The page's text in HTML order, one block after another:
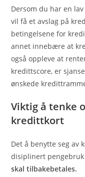
Dersom du har en
vil få et avslag på
betingelsene for
annet innebære at
også oppleve at
kredittscore, er
ønskede
Viktig å tenke
kredittkort
Det å benytte seg av
disiplinert
skal tilbakebetales.